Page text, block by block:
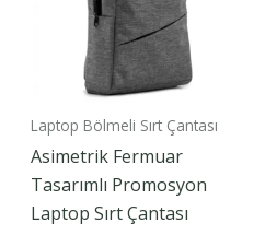
Laptop Bölmeli Sırt Çantası
Asimetrik Fermuar
Tasarımlı Promosyon
Laptop Sırt Çantası